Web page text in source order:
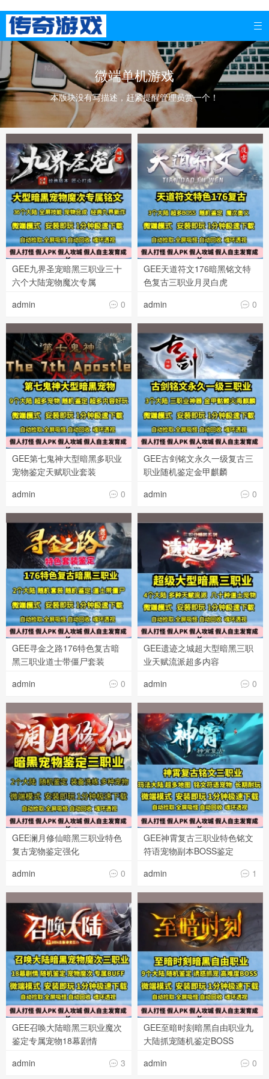

微端单机游戏
本版块没有写描述，赶紧提醒管理员赏一个！
GEE九界圣宠暗黑三职业三十
六个大陆宠物魔次专属
 0
admin
GEE天道符文176暗黑铭文特
色复古三职业月灵白虎
 0
admin
GEE第七鬼神大型暗黑多职业
宠物鉴定天赋职业套装
 0
admin
GEE古剑铭文永久一级复古三
职业随机鉴定金甲麒麟
 0
admin
GEE寻金之路176特色复古暗
黑三职业道士带僵尸套装
 0
admin
GEE遗迹之城超大型暗黑三职
业天赋流派超多内容
 0
admin
GEE澜月修仙暗黑三职业特色
复古宠物鉴定强化
 0
admin
GEE神霄复古三职业特色铭文
符语宠物副本BOSS鉴定
 1
admin
GEE召唤大陆暗黑三职业魔次
鉴定专属宠物18幕剧情
 3
admin
GEE至暗时刻暗黑自由职业九
大陆抓宠随机鉴定BOSS
 0
admin